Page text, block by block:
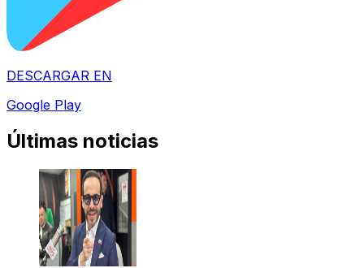
DESCARGAR EN
Google Play
Últimas noticias